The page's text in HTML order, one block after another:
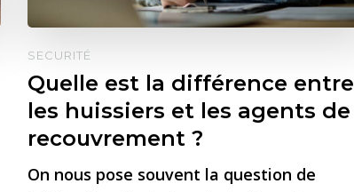
SECURITÉ
Quelle est la différence entre
les huissiers et les agents de
recouvrement ?
On nous pose souvent la question de